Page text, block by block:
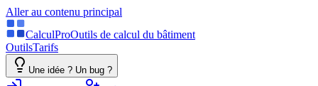
Aller au contenu principal
CalculProOutils de calcul du bâtiment
OutilsTarifs
Une idée ? Un bug ?